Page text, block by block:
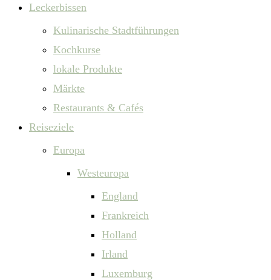
Leckerbissen
Kulinarische Stadtführungen
Kochkurse
lokale Produkte
Märkte
Restaurants & Cafés
Reiseziele
Europa
Westeuropa
England
Frankreich
Holland
Irland
Luxemburg